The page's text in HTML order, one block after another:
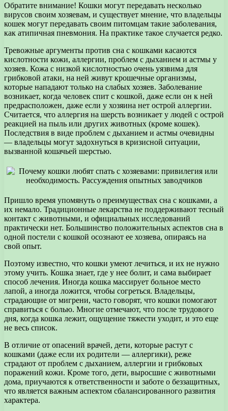
Обратите внимание! Кошки могут передавать несколько
вирусов своим хозяевам, и существует мнение, что владельцы
кошек могут передавать своим питомцам такие заболевания,
как атипичная пневмония. На практике такое случается редко.
Тревожные аргументы против сна с кошками касаются
кислотности кожи, аллергии, проблем с дыханием и астмы у
хозяев. Кожа с низкой кислотностью очень уязвима для
грибковой атаки, на ней живут крошечные организмы,
которые нападают только на слабых хозяев. Заболевание
возникает, когда человек спит с кошкой, даже если он к ней
предрасположен, даже если у хозяина нет острой аллергии.
Считается, что аллергия на шерсть возникает у людей с острой
реакцией на пыль или других животных (кроме кошек).
Последствия в виде проблем с дыханием и астмы очевидны
— владельцы могут задохнуться в кризисной ситуации,
вызванной кошачьей шерстью.
Пришло время упомянуть о преимуществах сна с кошками, а
их немало. Традиционные лекарства не поддерживают тесный
контакт с животными, и официальных исследований
практически нет. Большинство положительных аспектов сна в
одной постели с кошкой осознают ее хозяева, опираясь на
свой опыт.
Поэтому известно, что кошки умеют лечиться, и их не нужно
этому учить. Кошка знает, где у нее болит, и сама выбирает
способ лечения. Иногда кошка массирует больное место
лапой, а иногда ложится, чтобы согреться. Владельцы,
страдающие от мигрени, часто говорят, что кошки помогают
справиться с болью. Многие отмечают, что после трудового
дня, когда кошка лежит, ощущение тяжести уходит, и это еще
не весь список.
В отличие от опасений врачей, дети, которые растут с
кошками (даже если их родители — аллергики), реже
страдают от проблем с дыханием, аллергии и грибковых
поражений кожи. Кроме того, дети, выросшие с животными
дома, приучаются к ответственности и заботе о беззащитных,
что является важным аспектом сбалансированного развития
характера.